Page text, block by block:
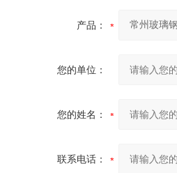
产品：
您的单位：
您的姓名：
联系电话：